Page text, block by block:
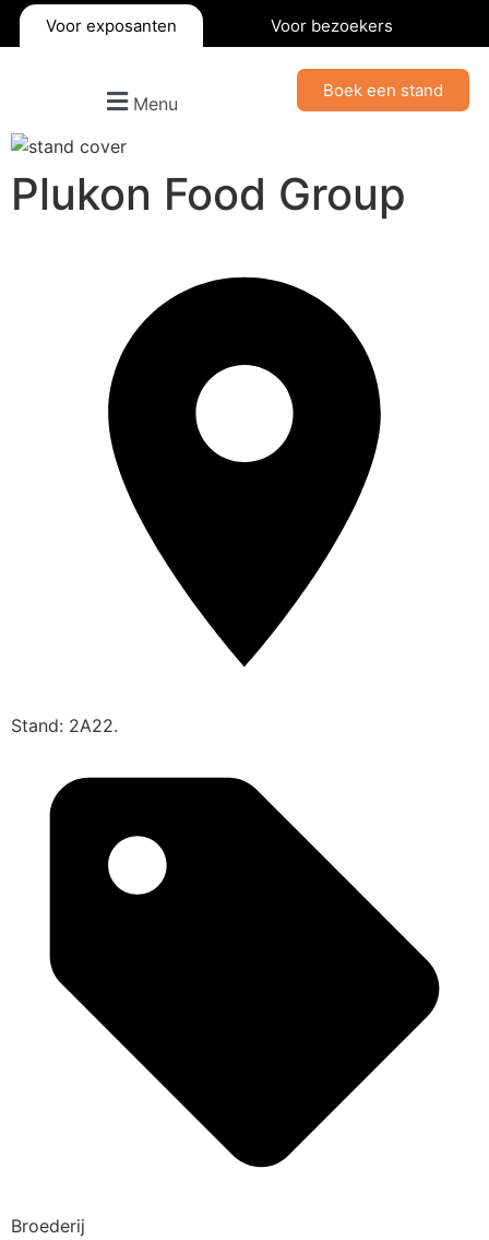
Voor exposanten Voor bezoekers
Menu
Boek een stand
Plukon Food Group
Stand: 2A22.
Broederij